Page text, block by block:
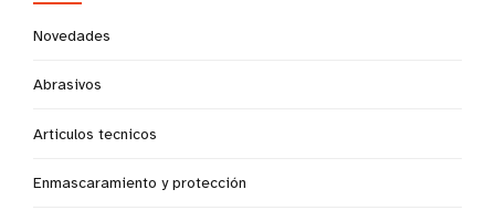
Novedades
Abrasivos
Articulos tecnicos
Enmascaramiento y protección